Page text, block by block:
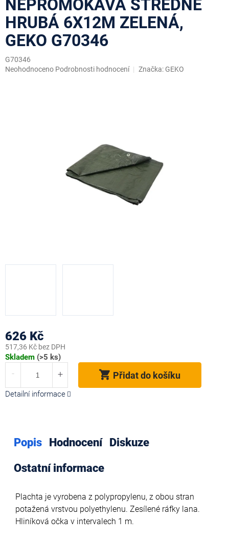
NEPROMOKAVÁ STŘEDNĚ
HRUBÁ 6X12M ZELENÁ,
GEKO G70346
G70346
Průměrné
Neohodnoceno Podrobnosti hodnocení Značka: GEKO
626 Kč
517,36 Kč bez DPH
Měrná
Skladem (>5 ks)
Přidat do košíku
Detailní informace
Popis Hodnocení
Diskuze
Ostatní informace
Plachta je vyrobena z polypropylenu, z obou stran
potažená vrstvou polyethylenu. Zesílené ráfky lana.
Hliníková očka v intervalech 1 m.